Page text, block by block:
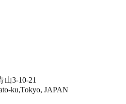
山3-10-21
ku,Tokyo, JAPAN